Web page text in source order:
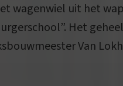
wagenwiel uit het
Het
Van